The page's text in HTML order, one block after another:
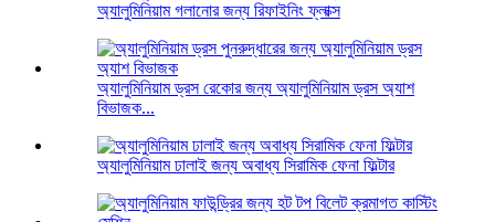
অ্যালুমিনিয়াম গলানোর জন্য রিফাইনিং ফ্লাক্স
অ্যালুমিনিয়াম ড্রস রেকোর জন্য অ্যালুমিনিয়াম ড্রস অ্যাশ
বিভাজক...
অ্যালুমিনিয়াম ঢালাই জন্য অবাধ্য সিরামিক ফেনা ফিল্টার